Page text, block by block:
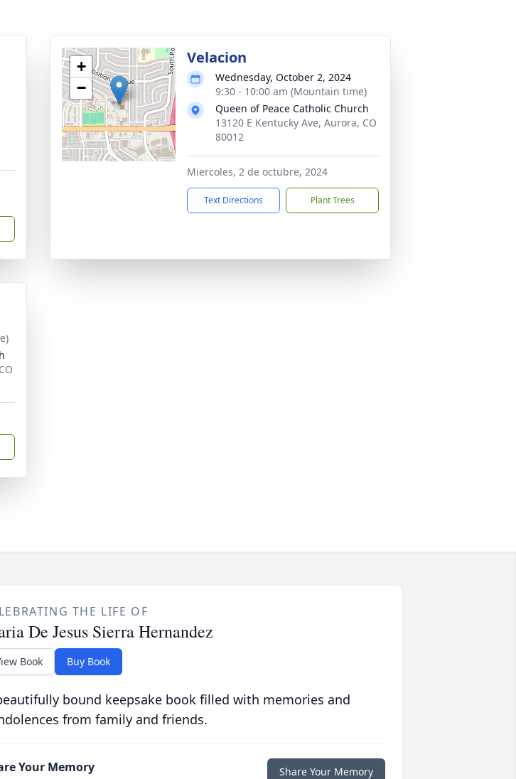
+
−
Velacion
Wednesday, October 2, 2024
9:30 - 10:00 am (Mountain time)
Queen of Peace Catholic Church
13120 E Kentucky Ave, Aurora, CO
80012
Miercoles, 2 de octubre, 2024
Text Directions Plant Trees
THE LIFE OF
De Jesus Sierra Hernandez
Book Buy Book
bound keepsake book filled with memories and
from family and friends.
Your Memory Share Your Memory